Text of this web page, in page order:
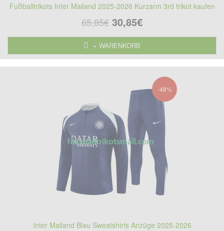
Fußballtrikots Inter Mailand 2025-2026 Kurzarm 3rd trikot kaufen
65,85€ 30,85€
+ WARENKORB
-48%
Inter Mailand Blau Sweatshirts Anzüge 2025-2026